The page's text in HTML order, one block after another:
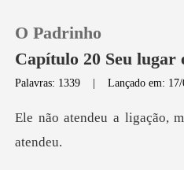
O Padrinho
Capítulo 20 Seu lugar
Palavras: 1339 |Lançado em:
ação,